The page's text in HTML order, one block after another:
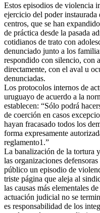
Estos episodios de violencia
ejercicio del poder instaurada
centros, que se han
de práctica desde la pasada
cotidianos de trato con
denunciado junto a los
respondido con silencio, con
directamente, con el aval u
denunciadas.
Los protocolos internos de
uruguayo de acuerdo a la
establecen: “Sólo podrá
de coerción en casos
hayan fracasado todos los
forma expresamente
reglamento1.”
La banalización de la tortura
las organizaciones
público un episodio de
triste página que aleja al
las causas más elementales
actuación judicial no se
es responsabilidad de los